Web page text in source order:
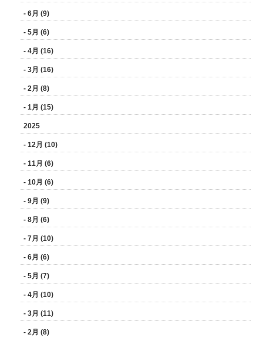
- 6月 (9)
- 5月 (6)
- 4月 (16)
- 3月 (16)
- 2月 (8)
- 1月 (15)
2025
- 12月 (10)
- 11月 (6)
- 10月 (6)
- 9月 (9)
- 8月 (6)
- 7月 (10)
- 6月 (6)
- 5月 (7)
- 4月 (10)
- 3月 (11)
- 2月 (8)